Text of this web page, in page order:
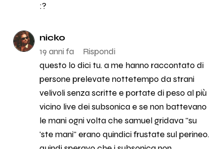
:?
nicko
19 anni fa
Rispondi
questo lo dici tu. a me hanno raccontato di
persone prelevate nottetempo da strani
velivoli senza scritte e portate di peso al più
vicino live dei subsonica e se non battevano
le mani ogni volta che samuel gridava "su
'ste mani" erano quindici frustate sul perineo.